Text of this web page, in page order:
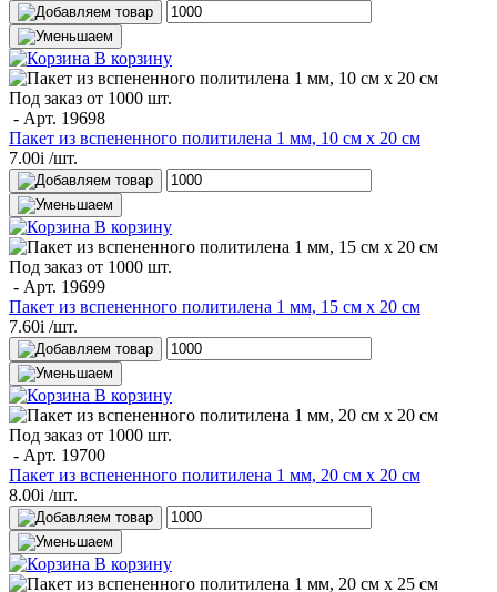
В корзину
Под заказ от 1000 шт.
- Арт. 19698
Пакет из вспененного политилена 1 мм, 10 см х 20 см
7.00i /шт.
В корзину
Под заказ от 1000 шт.
- Арт. 19699
Пакет из вспененного политилена 1 мм, 15 см х 20 см
7.60i /шт.
В корзину
Под заказ от 1000 шт.
- Арт. 19700
Пакет из вспененного политилена 1 мм, 20 см х 20 см
8.00i /шт.
В корзину